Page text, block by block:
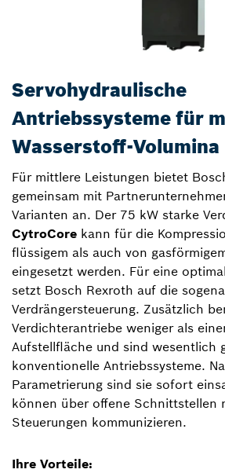
Servohydraulische
Antriebssysteme für
Wasserstoff-Volumina
Für mittlere Leistungen bietet
gemeinsam mit
Varianten an. Der 75 kW starke
CytroCore kann für die
flüssigem als auch von
eingesetzt werden. Für eine
setzt Bosch Rexroth auf die
Verdrängersteuerung. Zusätzlich
Verdichterantriebe weniger als
Aufstellfläche und sind wesentlich
konventionelle Antriebssysteme.
Parametrierung sind sie sofort
können über offene Schnittstellen
Steuerungen kommunizieren.
Ihre Vorteile: